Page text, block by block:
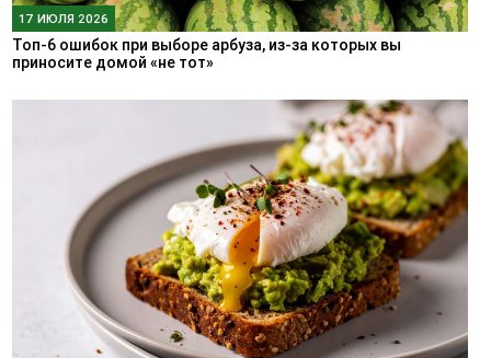
17 ИЮЛЯ 2026
Топ-6 ошибок при выборе арбуза, из-за которых вы
приносите домой «не тот»